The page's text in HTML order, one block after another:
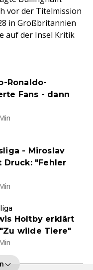
vor der Titelmission
in Großbritannien
auf der Insel Kritik
Ronaldo-
Fans - dann
- Miroslav
Druck: "Fehler
Holtby erklärt
wilde Tiere"